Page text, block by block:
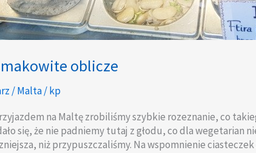
oblicze
/Malta/kp
na Maltę zrobiliśmy szybkie rozeznanie, co
się, że nie padniemy tutaj z głodu, co dla wegetarian
niż przypuszczaliśmy. Na wspomnienie